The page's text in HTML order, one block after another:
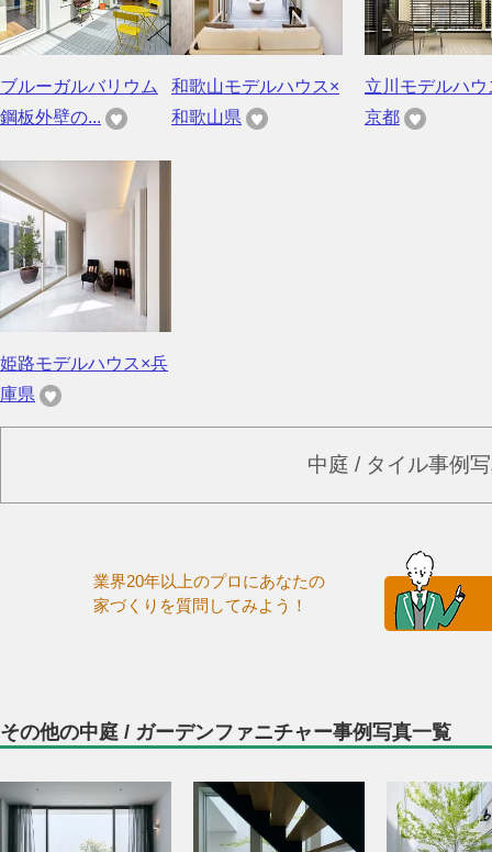
ブルーガルバリウム
鋼板外壁の...
和歌山モデルハウス×
和歌山県
立川モデルハウ
京都
姫路モデルハウス×兵
庫県
中庭 / タイル事例
業界20年以上のプロにあなたの
家づくりを質問してみよう！
その他の中庭 / ガーデンファニチャー事例写真一覧